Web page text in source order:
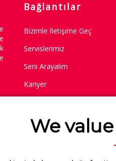
Bağlantılar
Bizimle İletişime Geç
Servislerimiz
Seni Arayalım
Kariyer
We